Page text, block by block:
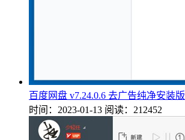
百度网盘 v7.24.0.6 去广告纯净安装版
时间：2023-01-13 阅读：212452